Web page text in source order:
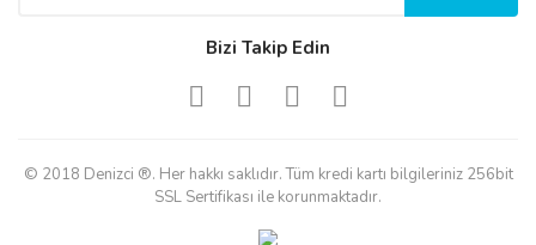
Bizi Takip Edin
© 2018 Denizci ®. Her hakkı saklıdır. Tüm kredi kartı bilgileriniz 256bit
SSL Sertifikası ile korunmaktadır.